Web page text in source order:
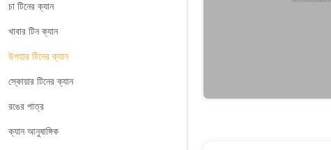
চা টিনের ক্যান
খাবার টিন ক্যান
উপহার টিনের ক্যান
স্কোয়ার টিনের ক্যান
রঙের পাত্র
ক্যান আনুষাঙ্গিক